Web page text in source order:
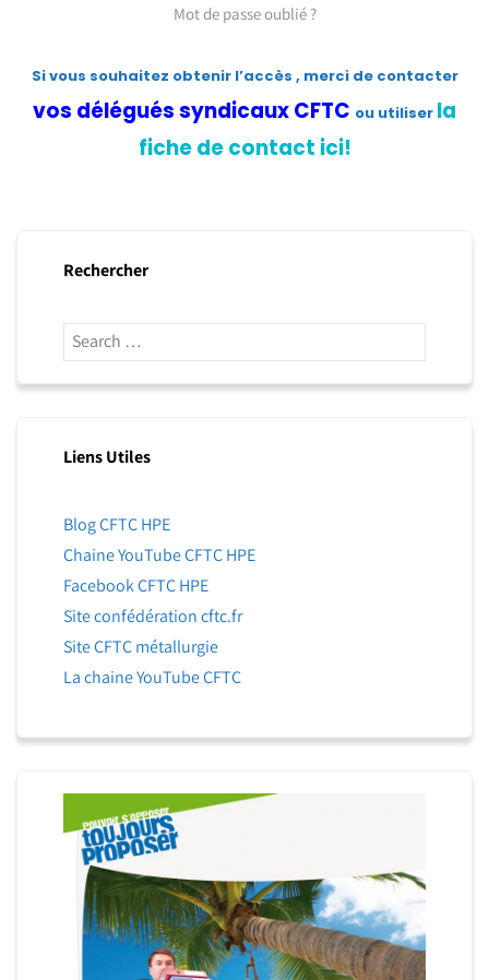
Mot de passe oublié ?
Si vous souhaitez obtenir l’accès , merci de contacter
vos délégués syndicaux CFTC ou utiliser la
fiche de contact ici!
Rechercher
Liens Utiles
Blog CFTC HPE
Chaine YouTube CFTC HPE
Facebook CFTC HPE
Site confédération cftc.fr
Site CFTC métallurgie
La chaine YouTube CFTC